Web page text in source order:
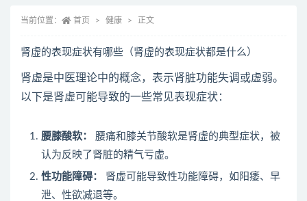
当前位置： 首页 健康 正文
肾虚的表现症状有哪些（肾虚的表现症状都是什么）
肾虚是中医理论中的概念，表示肾脏功能失调或虚弱。
以下是肾虚可能导致的一些常见表现症状：
腰膝酸软：
腰痛和膝关节酸软是肾虚的典型症状，被
认为反映了肾脏的精气亏虚。
性功能障碍：
肾虚可能导致性功能障碍，如阳痿、早
泄、性欲减退等。